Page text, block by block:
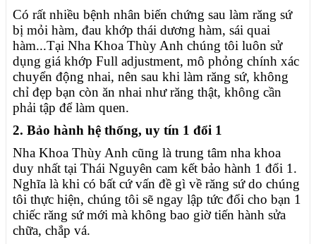
Có rất nhiều bệnh nhân biến chứng sau làm răng sứ
bị mỏi hàm, đau khớp thái dương hàm, sái quai
hàm...Tại Nha Khoa Thùy Anh chúng tôi luôn sử
dụng giá khớp Full adjustment, mô phỏng chính xác
chuyển động nhai, nên sau khi làm răng sứ, không
chỉ đẹp bạn còn ăn nhai như răng thật, không cần
phải tập để làm quen.
2. Bảo hành hệ thống, uy tín 1 đổi 1
Nha Khoa Thùy Anh cũng là trung tâm nha khoa
duy nhất tại Thái Nguyên cam kết bảo hành 1 đổi 1.
Nghĩa là khi có bất cứ vấn đề gì về răng sứ do chúng
tôi thực hiện, chúng tôi sẽ ngay lập tức đổi cho bạn 1
chiếc răng sứ mới mà không bao giờ tiến hành sửa
chữa, chắp vá.